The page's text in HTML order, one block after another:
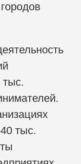
тыс.
тыс.